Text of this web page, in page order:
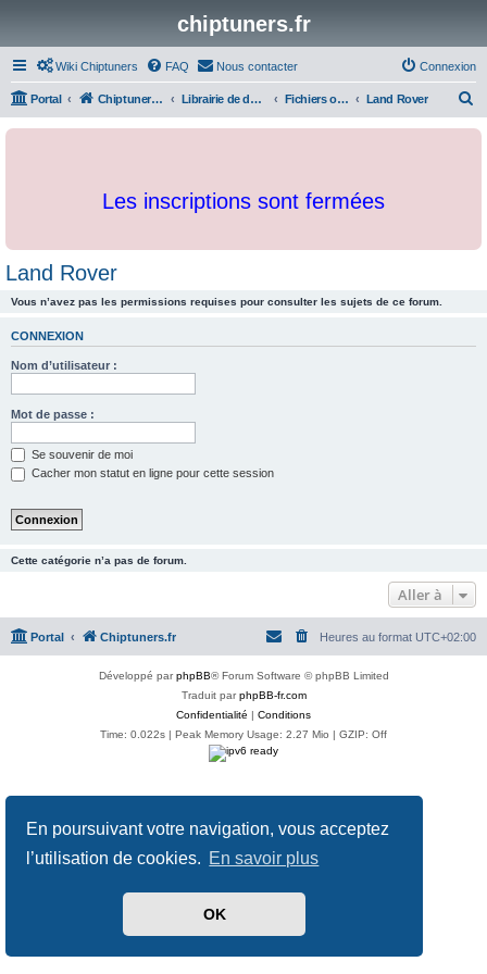
En poursuivant votre navigation, vous acceptez
l’utilisation de cookies. En savoir plus
OK
chiptuners.fr
Wiki Chiptuners FAQ Nous contacter Connexion
Portal Chiptuners.fr Librairie de documents et originaux Fichiers originaux Land Rover
c
Les inscriptions sont fermées
Land Rover
Vous n’avez pas les permissions requises pour consulter les sujets de ce forum.
CONNEXION
Nom d’utilisateur :
Mot de passe :
Se souvenir de moi
Cacher mon statut en ligne pour cette session
Cette catégorie n’a pas de forum.
Aller à
Portal Chiptuners.fr Heures au format UTC+02:00
Développé parphpBB® Forum Software © phpBB Limited
Traduit parphpBB-fr.com
Confidentialité | Conditions
Time: 0.022s | Peak Memory Usage: 2.27 Mio | GZIP: Off